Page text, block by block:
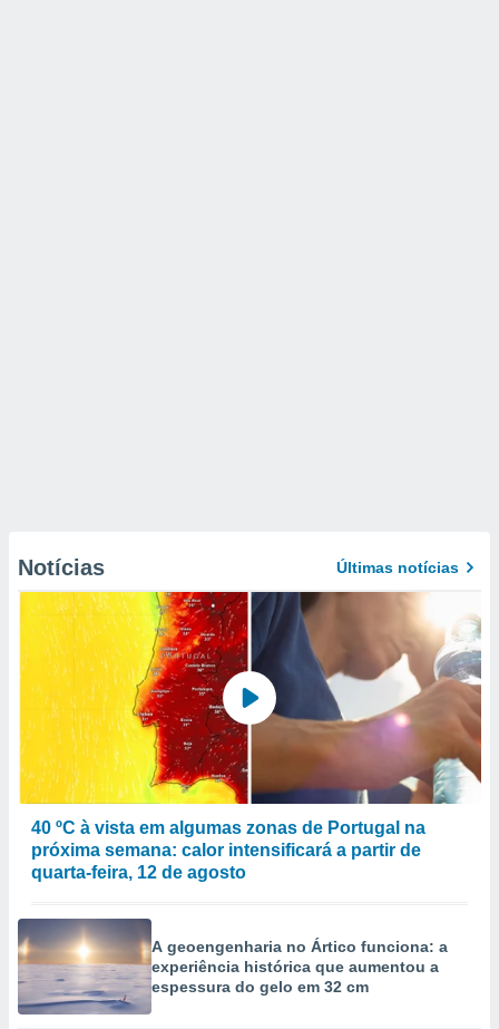
Notícias Últimas notícias
40 ºC à vista em algumas zonas de Portugal na
próxima semana: calor intensificará a partir de
quarta-feira, 12 de agosto
A geoengenharia no Ártico funciona: a
experiência histórica que aumentou a
espessura do gelo em 32 cm